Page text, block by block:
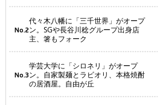
No.2
代々木八幡に「三千世界」がオープ
ン。SGや長谷川稔グループ出身店
主、箸もフォーク
No.3
学芸大学に「シロネリ」がオープ
ン。自家製麺とラビオリ、本格焼酎
の居酒屋。自由が丘